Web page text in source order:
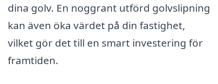
dina golv. En noggrant utförd golvslipning
kan även öka värdet på din fastighet,
vilket gör det till en smart investering för
framtiden.